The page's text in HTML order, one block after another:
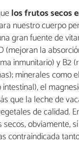
los frutos secos
nuestro cuerpo
gran fuente de
(mejoran la
inmunitario) y B2
minerales como
el
que la leche de
de calidad.
obviamente,
contraindicada